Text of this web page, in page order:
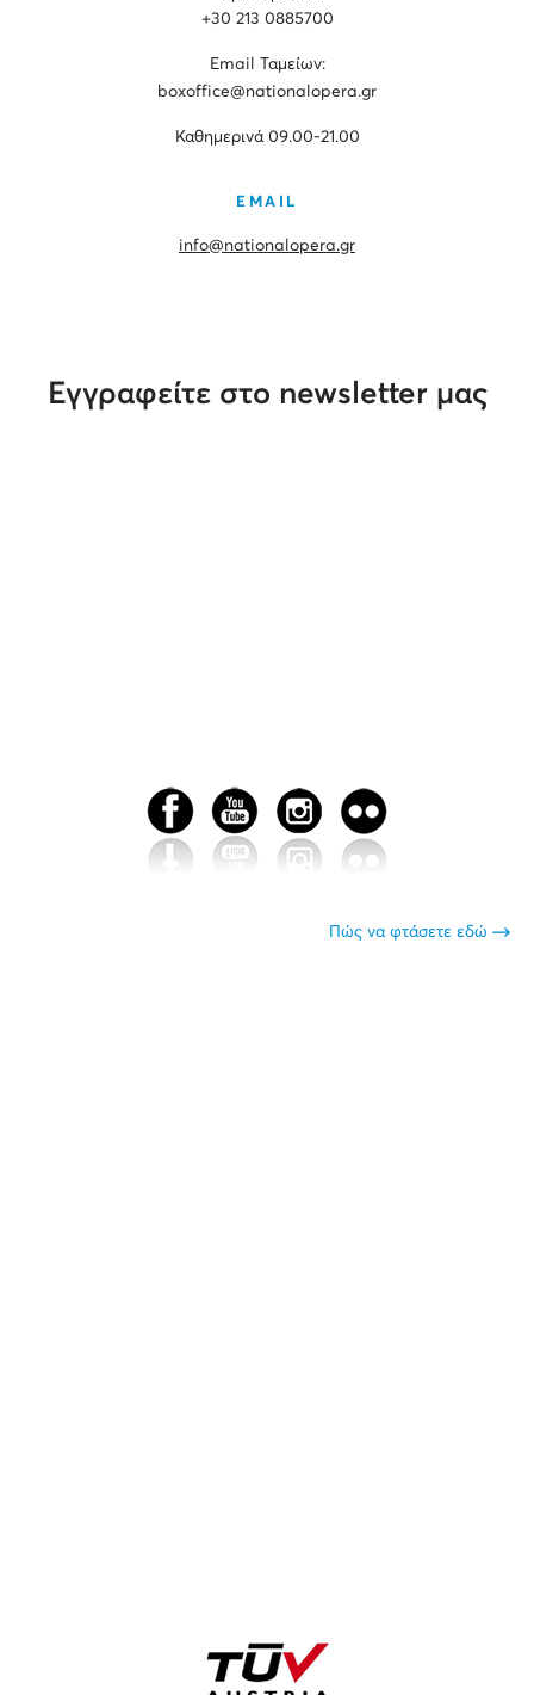
+30 213 0885700
Εmail Ταμείων:
boxoffice@nationalopera.gr
Καθημερινά 09.00-21.00
EMAIL
info@nationalopera.gr
Εγγραφείτε στο newsletter μας
Πώς να φτάσετε εδώ